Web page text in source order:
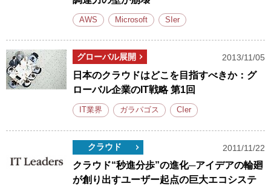
AWS Microsoft SIer
グローバル展開 2013/11/05
日本のクラウドはどこを目指すべきか：グ
ローバル企業のIT戦略 第1回
IT業界 ガラパゴス CIer
クラウド 2011/11/22
クラウド“秒進分歩”の進化─アイデアの輪廻
が創り出すユーザー起点の巨大エコシステ